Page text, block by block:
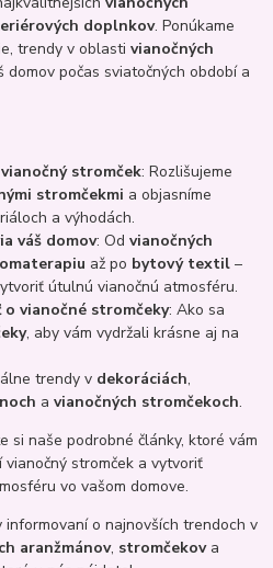
doplnkov. Ponúkame
trendy v oblastivianočných
počas sviatočných období a
stromček: Rozlišujeme
stromčekmi a objasníme
a výhodách.
váš domov: Odvianočných
až po bytový textil –
útulnú vianočnú atmosféru.
vianočné stromčeky: Ako sa
, aby vám vydržali krásne aj na
trendy v dekoráciách,
avianočných stromčekoch.
si naše podrobné články, ktoré vám
stromček a vytvoriť
vo vašom domove.
o najnovších trendoch v
aranžmánov, stromčekova